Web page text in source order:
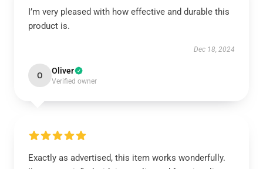
I’m very pleased with how effective and durable this
product is.
Dec 18, 2024
O Oliver
Verified owner
Exactly as advertised, this item works wonderfully.